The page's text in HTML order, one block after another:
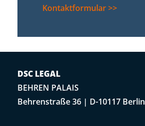
Kontaktformular >>
DSC LEGAL
BEHREN PALAIS
Behrenstraße 36 | D-10117 Berlin